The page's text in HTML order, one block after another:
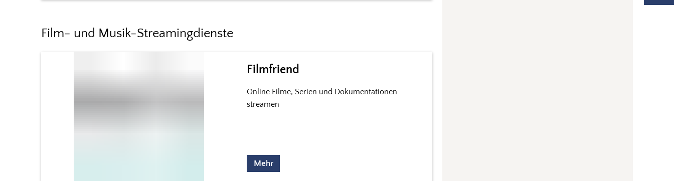
Film- und Musik-Streamingdienste
Filmfriend
Online Filme, Serien und Dokumentationen
streamen
Mehr